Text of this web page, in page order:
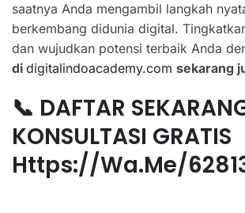
saatnya Anda mengambil langkah
berkembang didunia digital.
dan wujudkan potensi terbaik Anda
di digitalindoacademy.com sekarang
📞 DAFTAR
KONSULTASI GRATIS
Https://wa.me/